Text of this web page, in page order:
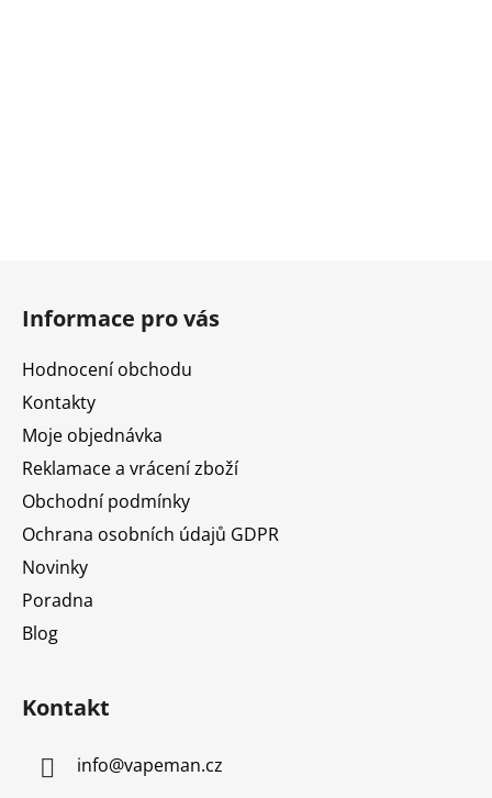
Informace pro vás
Hodnocení obchodu
Kontakty
Moje objednávka
Reklamace a vrácení zboží
Obchodní podmínky
Ochrana osobních údajů GDPR
Novinky
Poradna
Blog
Kontakt
info@vapeman.cz